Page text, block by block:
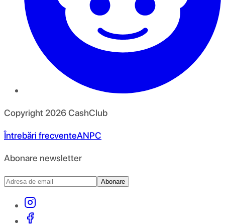
Copyright 2026CashClub
Întrebări frecventeANPC
Abonare newsletter
Abonare